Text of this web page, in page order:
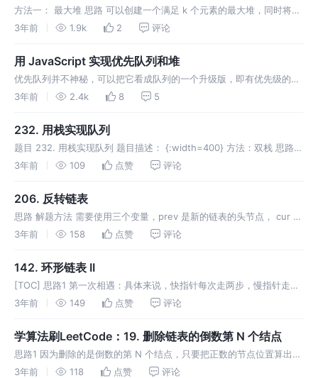
方法一： 最大堆 思路 可以创建一个满足 k 个元素的最大堆，同时将元
素的下标也保存起来，如果滑动窗口中的元素个数大于等于 k 时，可以
否
3年前 1.9k 2 评论
用 JavaScript 实现优先队列和堆
优先队列并不神秘，可以把它看成队列的一个升级版，即有优先级的队
列。队列常用的例子是顾客去超市排队买单，那么优先队列就是老人可
的条件排。当然
3年前 2.4k 8 5
232. 用栈实现队列
题目 232. 用栈实现队列 题目描述： {:width=400} 方法：双栈 思路
栈是先进后出，队列是先进先出。用两个栈，一个栈管进入的元素，用
3年前 109 点赞 评论
206. 反转链表
思路 解题方法 需要使用三个变量，prev 是新的链表的头节点， cur 则
指向当前结点， next 用于保存当前结点的后一个结点的指针。 遍历链
3年前 158 点赞 评论
142. 环形链表 II
[TOC] 思路1 第一次相遇：具体来说，快指针每次走两步，慢指针走一
步，最后两个指针会有第一次相遇，这时候快指针走的步数是慢指针的
如果
3年前 149 点赞 评论
学算法刷LeetCode：19. 删除链表的倒数第 N 个结点
思路1 因为删除的是倒数的第 N 个结点，只要把正数的节点位置算出
来，删除节点即可。 解题方法1 步骤1：计算正数的位置、 链表只能从
3年前 118 点赞 评论